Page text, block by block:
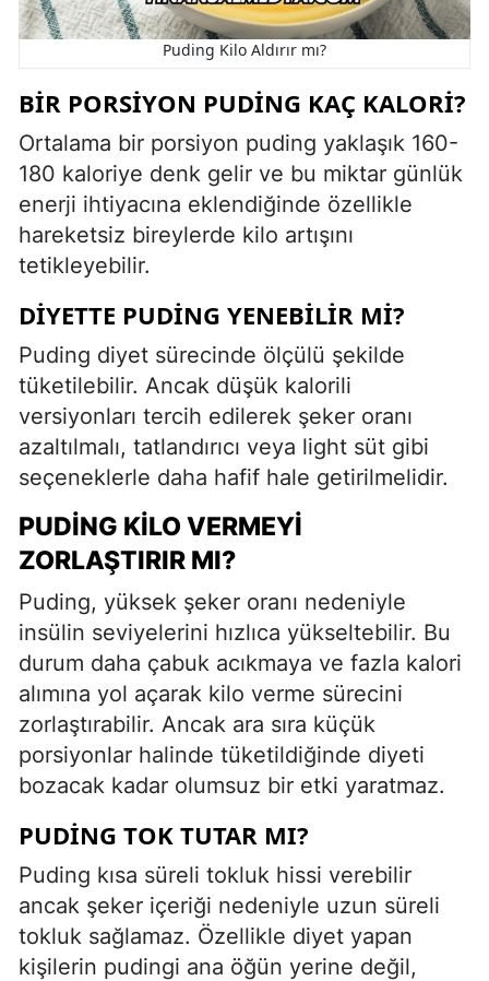
Puding Kilo Aldırır mı?
BIR PORSIYON PUDING KAÇ KALORI?
Ortalama bir porsiyon puding yaklaşık 160-
180 kaloriye denk gelir ve bu miktar günlük
enerji ihtiyacına eklendiğinde özellikle
hareketsiz bireylerde kilo artışını
tetikleyebilir.
DIYETTE PUDING YENEBILIR MI?
Puding diyet sürecinde ölçülü şekilde
tüketilebilir. Ancak düşük kalorili
versiyonları tercih edilerek şeker oranı
azaltılmalı, tatlandırıcı veya light süt gibi
seçeneklerle daha hafif hale getirilmelidir.
PUDING KILO VERMEYI
ZORLAŞTIRIR MI?
Puding, yüksek şeker oranı nedeniyle
insülin seviyelerini hızlıca yükseltebilir. Bu
durum daha çabuk acıkmaya ve fazla kalori
alımına yol açarak kilo verme sürecini
zorlaştırabilir. Ancak ara sıra küçük
porsiyonlar halinde tüketildiğinde diyeti
bozacak kadar olumsuz bir etki yaratmaz.
PUDING TOK TUTAR MI?
Puding kısa süreli tokluk hissi verebilir
ancak şeker içeriği nedeniyle uzun süreli
tokluk sağlamaz. Özellikle diyet yapan
kişilerin pudingi ana öğün yerine değil,